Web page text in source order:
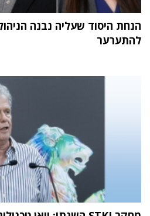
הנחת היסוד שעליה נבנה
להתערער